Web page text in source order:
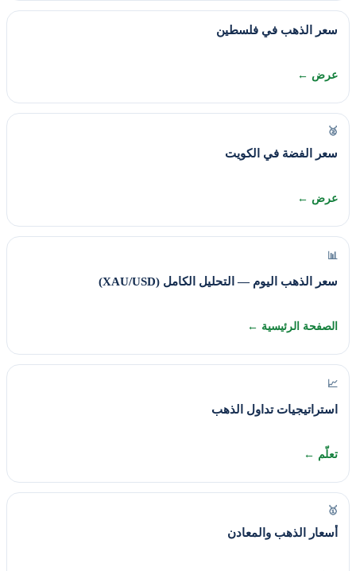
سعر الذهب في فلسطين
عرض ←
🥈
سعر الفضة في الكويت
عرض ←
📊
سعر الذهب اليوم — التحليل الكامل (XAU/USD)
الصفحة الرئيسية ←
📈
استراتيجيات تداول الذهب
تعلّم ←
🥇
أسعار الذهب والمعادن